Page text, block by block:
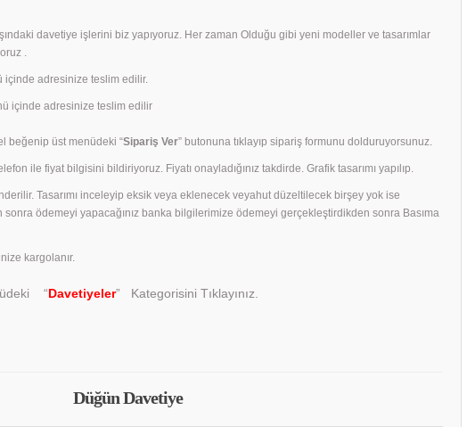
davetiye işlerini biz yapıyoruz. Her zaman Olduğu gibi yeni modeller ve tasarımlar
.
içinde adresinize teslim edilir.
içinde adresinize teslim edilir
beğenip üst menüdeki “Sipariş Ver” butonuna tıklayıp sipariş formunu dolduruyorsunuz.
ile fiyat bilgisini bildiriyoruz. Fiyatı onayladığınız takdirde. Grafik tasarımı yapılıp.
Tasarımı inceleyip eksik veya eklenecek veyahut düzeltilecek birşey yok ise
sonra ödemeyi yapacağınız banka bilgilerimize ödemeyi gerçekleştirdikden sonra Basıma
kargolanır.
“Davetiyeler” Kategorisini Tıklayınız.
Düğün Davetiye